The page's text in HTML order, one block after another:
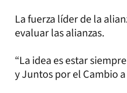
La fuerza líder de la
evaluar las alianzas.
“La idea es estar
y Juntos por el Cambio